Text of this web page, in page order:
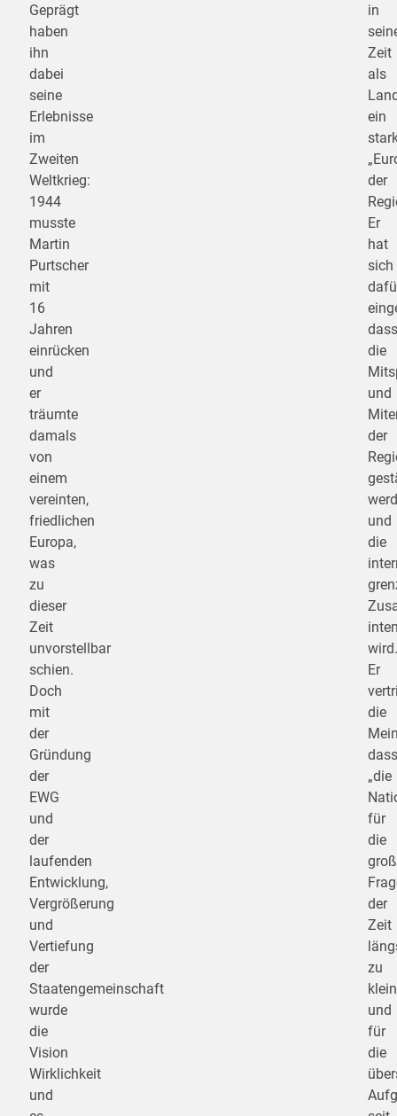
Geprägt
haben
ihn
dabei
seine
Erlebnisse
im
Zweiten
Weltkrieg:
1944
musste
Martin
Purtscher
mit
16
Jahren
einrücken
und
er
träumte
damals
von
einem
vereinten,
friedlichen
Europa,
was
zu
dieser
Zeit
unvorstellbar
schien.
Doch
mit
der
Gründung
der
EWG
und
der
laufenden
Entwicklung,
Vergrößerung
und
Vertiefung
der
Staatengemeinschaft
wurde
die
Vision
Wirklichkeit
und
in
Zeit
als
ein
der
Er
hat
sich
dass
die
und
der
und
die
wird.
Er
die
dass
„die
für
die
der
Zeit
zu
klein
und
für
die